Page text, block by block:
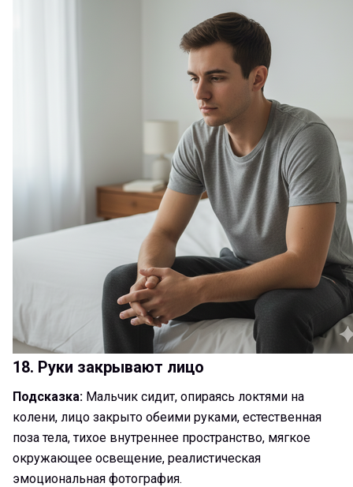
18. Руки закрывают лицо
Подсказка: Мальчик сидит, опираясь локтями на
колени, лицо закрыто обеими руками, естественная
поза тела, тихое внутреннее пространство, мягкое
окружающее освещение, реалистическая
эмоциональная фотография.